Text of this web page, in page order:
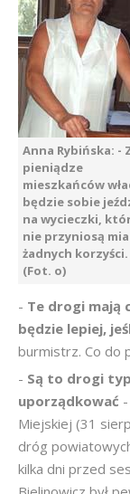
Anna Rybińska: -
pieniądze
mieszkańców
będzie sobie
na wycieczki,
nie przyniosą
żadnych korzyści.
(Fot. o)
- Te drogi mają
będzie lepiej,
burmistrz. Co do
- Są to drogi
uporządkować
Miejskiej (31
dróg
kilka dni przed